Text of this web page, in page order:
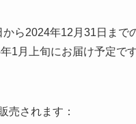
ら2024年12月31日まで
1月上旬にお届け予定です
売されます：